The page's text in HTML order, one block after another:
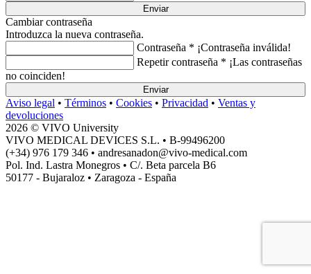
Enviar
Cambiar contraseña
Introduzca la nueva contraseña.
Contraseña * ¡Contraseña inválida!
Repetir contraseña * ¡Las contraseñas
no coinciden!
Enviar
Aviso legal • Términos • Cookies • Privacidad • Ventas y
devoluciones
2026 © VIVO University
VIVO MEDICAL DEVICES S.L. • B-99496200
(+34) 976 179 346 • andresanadon@vivo-medical.com
Pol. Ind. Lastra Monegros • C/. Beta parcela B6
50177 - Bujaraloz • Zaragoza - España